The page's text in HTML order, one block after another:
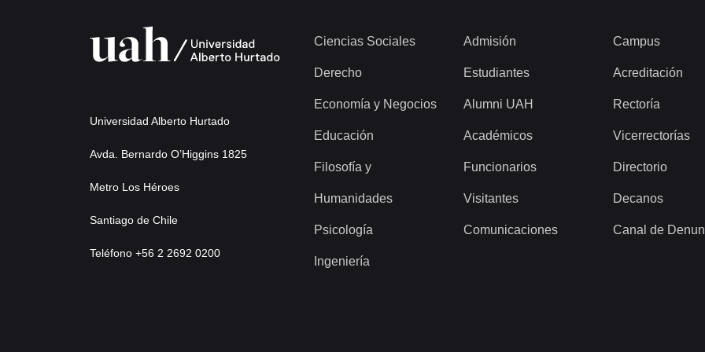
Universidad Alberto Hurtado
Avda. Bernardo O’Higgins 1825
Metro Los Héroes
Santiago de Chile
Teléfono +56 2 2692 0200
Ciencias Sociales
Derecho
Economía y Negocios
Educación
Filosofía y
Humanidades
Psicología
Ingeniería
Admisión
Estudiantes
Alumni UAH
Académicos
Funcionarios
Visitantes
Comunicaciones
Campus
Acreditación
Rectoría
Vicerrectorías
Directorio
Decanos
Canal de